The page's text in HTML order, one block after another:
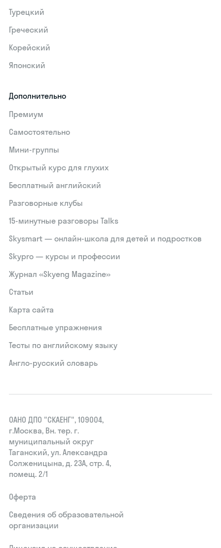
Турецкий
Греческий
Корейский
Японский
Дополнительно
Премиум
Самостоятельно
Мини-группы
Открытый курс для глухих
Бесплатный английский
Разговорные клубы
15‑минутные разговоры Talks
Skysmart — онлайн-школа для детей и подростков
Skypro — курсы и профессии
Журнал «Skyeng Magazine»
Статьи
Карта сайта
Бесплатные упражнения
Тесты по английскому языку
Англо-русский словарь
ОАНО ДПО "СКАЕНГ", 109004,
г.Москва, Вн. тер. г.
муниципальный округ
Таганский, ул. Александра
Солженицына, д. 23А, стр. 4,
помещ. 2/1
Оферта
Сведения об образовательной
организации